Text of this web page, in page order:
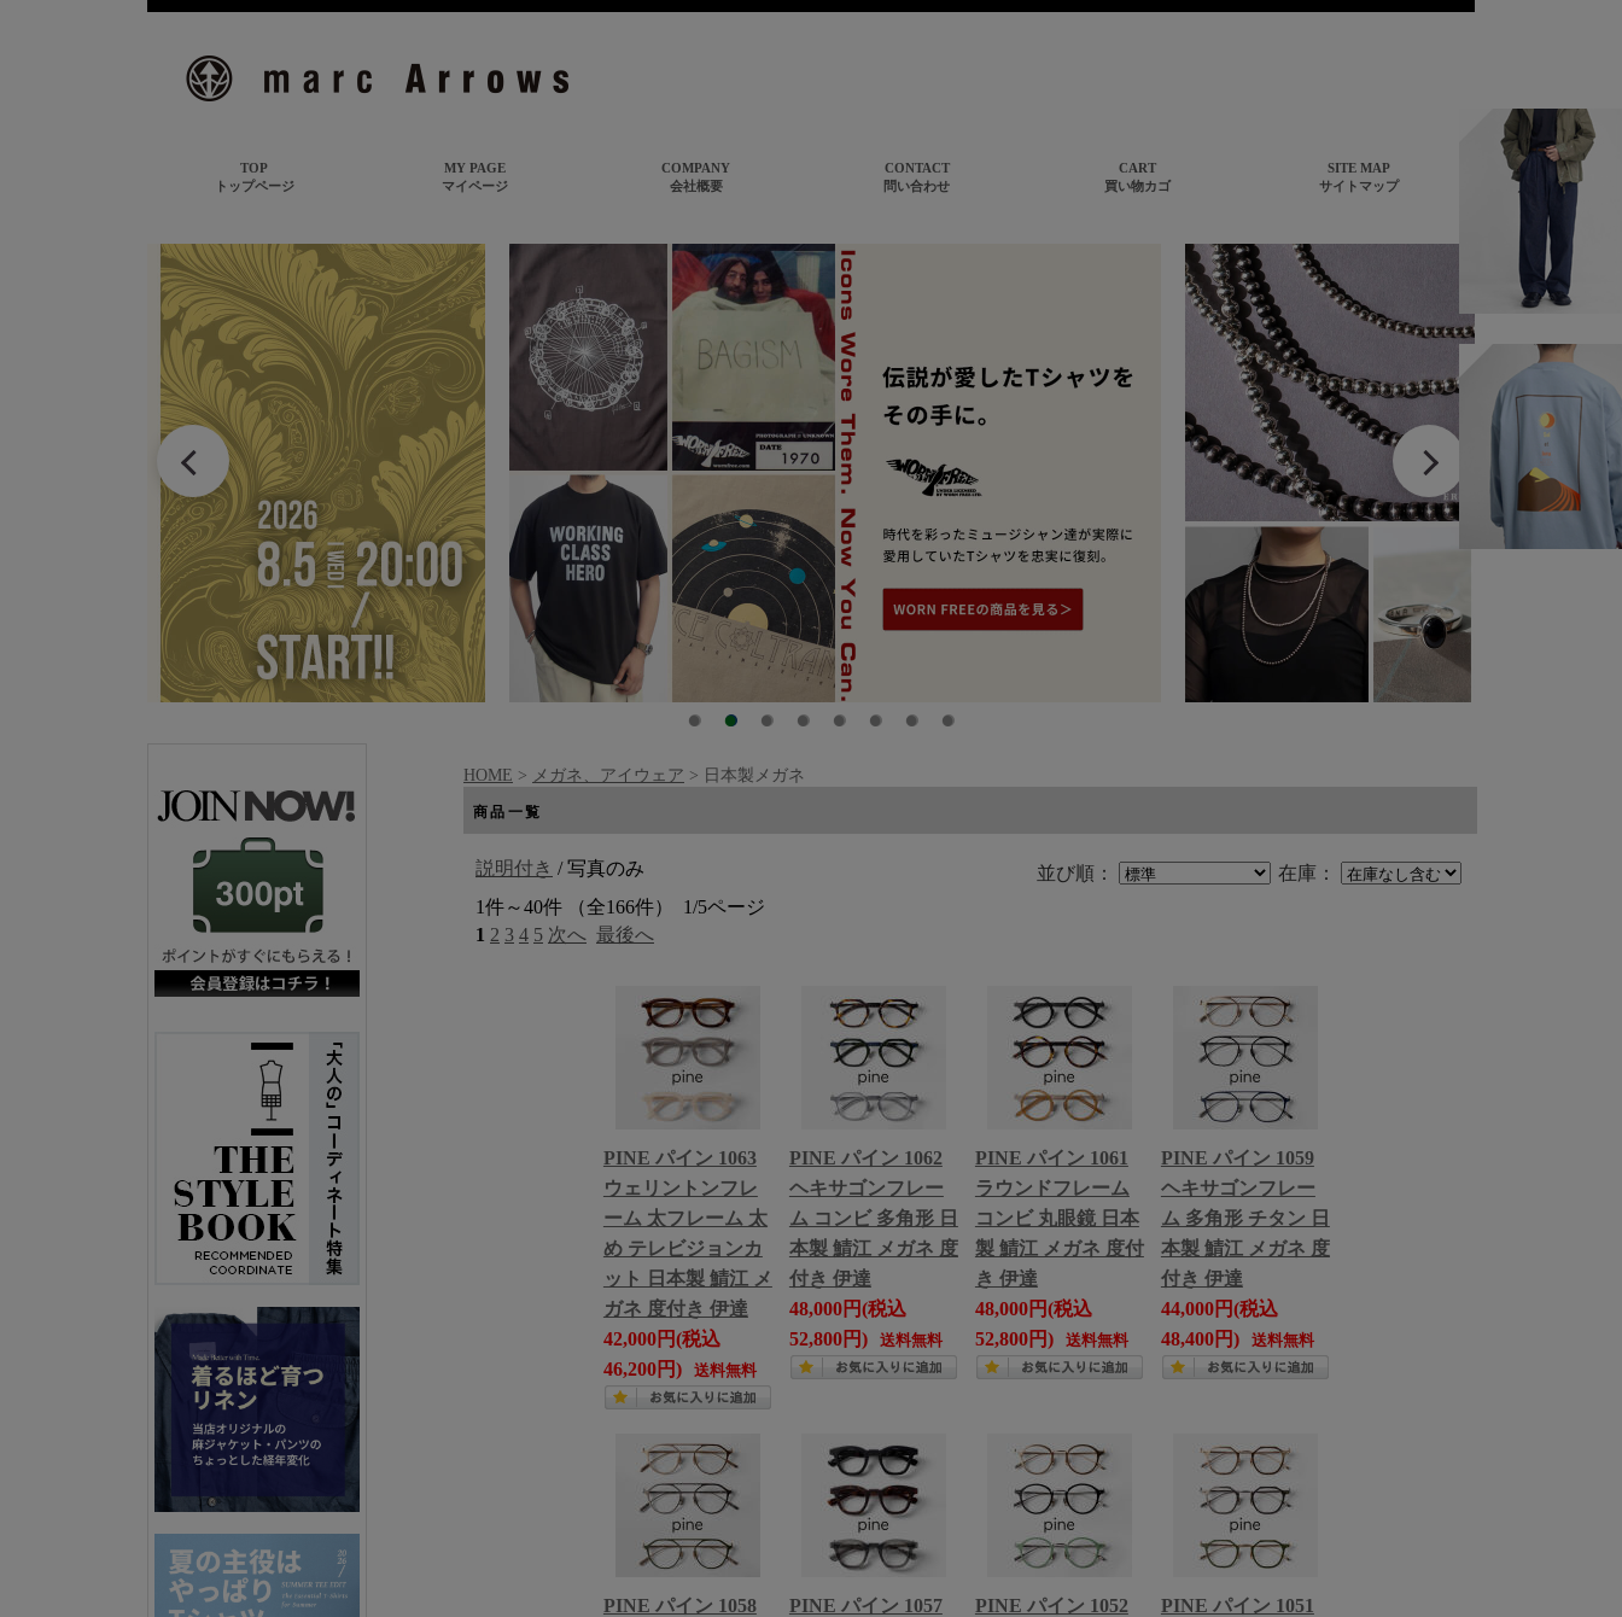
HOME > メガネ、アイウェア > 日本製メガネ
商品一覧
在庫：
並び順：
説明付き / 写真のみ
1件～40件 （全166件） 1/5ページ
1 2 3 4 5 次へ 最後へ
PINE パイン 1063
ウェリントンフレ
ーム 太フレーム 太
め テレビジョンカ
ット 日本製 鯖江 メ
ガネ 度付き 伊達
42,000円(税込
46,200円)
送料無料
PINE パイン 1062
ヘキサゴンフレー
ム コンビ 多角形 日
本製 鯖江 メガネ 度
付き 伊達
48,000円(税込
52,800円)
送料無料
PINE パイン 1061
ラウンドフレーム
コンビ 丸眼鏡 日本
製 鯖江 メガネ 度付
き 伊達
48,000円(税込
52,800円)
送料無料
PINE パイン 1059
ヘキサゴンフレー
ム 多角形 チタン 日
本製 鯖江 メガネ 度
付き 伊達
44,000円(税込
48,400円)
送料無料
PINE パイン 1058
PINE パイン 1057
PINE パイン 1052
PINE パイン 1051